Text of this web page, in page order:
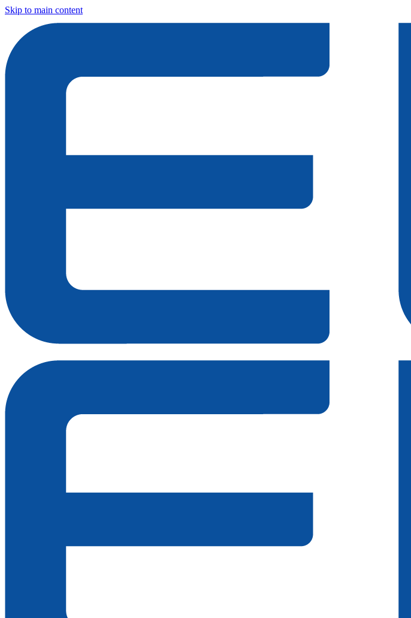
Skip to main content